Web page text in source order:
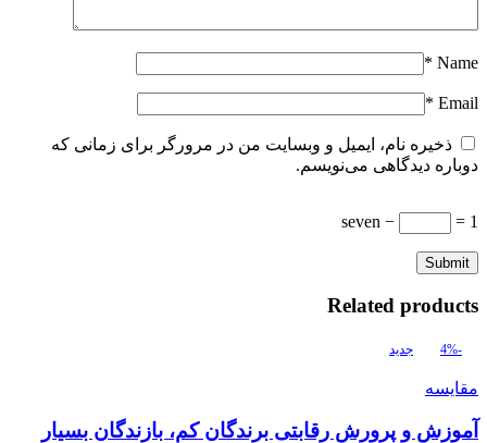
Name
*
Email
*
ذخیره نام، ایمیل و وبسایت من در مرورگر برای زمانی که
دوباره دیدگاهی می‌نویسم.
seven − = 1
Related products
-4% جدید
مقایسه
آموزش و پرورش رقابتی برندگان کم، بازندگان بسیار